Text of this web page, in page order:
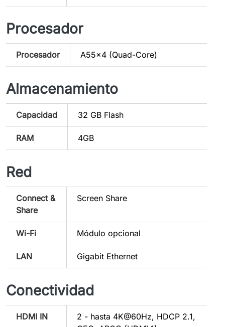
Procesador
Procesador A55x4 (Quad-Core)
Almacenamiento
Capacidad 32 GB Flash
RAM 4GB
Red
Connect &
Share
Screen Share
Wi-Fi Módulo opcional
LAN Gigabit Ethernet
Conectividad
HDMI IN
2 - hasta 4K@60Hz, HDCP 2.1,